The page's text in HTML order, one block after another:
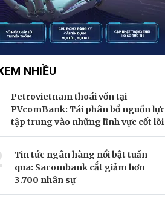
NHIỀU
Petrovietnam thoái vốn tại
PVcomBank: Tái phân bổ nguồn lực
tập trung vào những lĩnh vực cốt lõi
Tin tức ngân hàng nổi bật tuần
qua: Sacombank cắt giảm hơn
3.700 nhân sự